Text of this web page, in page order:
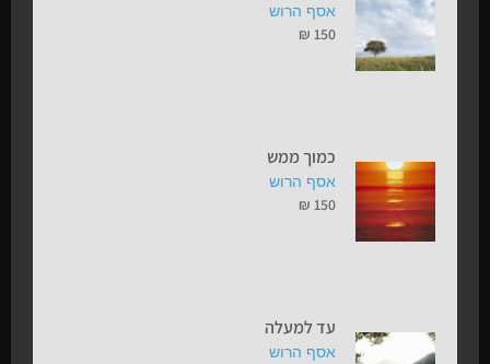
אסף הרוש
₪ 150
כמוך ממש
אסף הרוש
₪ 150
עד למעלה
אסף הרוש